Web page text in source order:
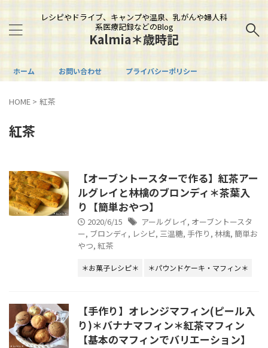
レシピやドライブ、キャンプや温泉、乳がんや婦人科
系医療記録などのBlog
Kalmia＊歳時記
ホーム お問い合わせ プライバシーポリシー
HOME > 紅茶
紅茶
【オーブントースターで作る】紅茶アー
ルグレイと林檎のブロンディ＊茶葉入
り【簡単おやつ】
2020/6/15 アールグレイ, オーブントースタ
ー, ブロンディ , レシピ, 三温糖, 手作り , 林檎, 簡単お
やつ, 紅茶
＊お菓子レシピ＊ ＊パウンドケーキ・マフィン＊
【手作り】オレンジマフィン(ピール入
り)＊バナナマフィン＊紅茶マフィン
【基本のマフィンでバリエーション】